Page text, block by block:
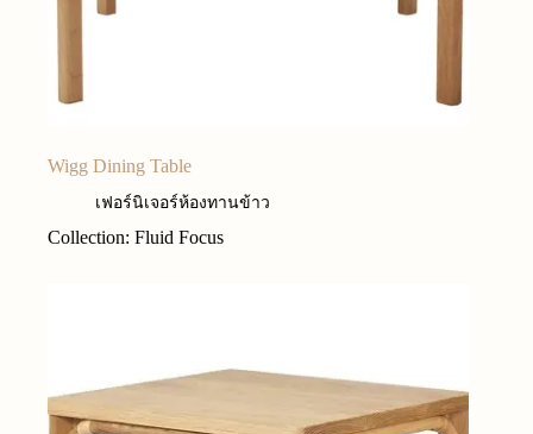
Wigg Dining Table
เฟอร์นิเจอร์ห้องทานข้าว
Collection: Fluid Focus